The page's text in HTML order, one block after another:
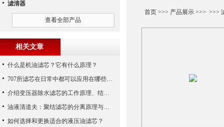
首页>>> 产品展示>>> >>>
滤清器
查看全部产品
相关文章
什么是机油滤芯？它有什么原理？
707所滤芯在日常中都可以应用在哪些领域中？
介绍变压器除水滤芯的工作原理、结构及优点
油液清道夫：聚结滤芯的分离原理与核心作用解析
如何选择和更换适合的液压油滤芯？